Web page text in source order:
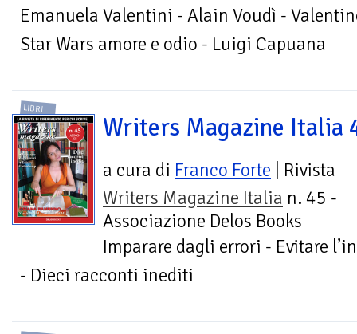
Emanuela Valentini - Alain Voudì -
Star Wars amore e odio - Luigi Capuana
LIBRI
Writers Magazine Italia
a cura di Franco Forte | Rivista
Writers Magazine Italia n. 45 -
Associazione Delos Books
Imparare dagli errori - Evitare
- Dieci racconti inediti